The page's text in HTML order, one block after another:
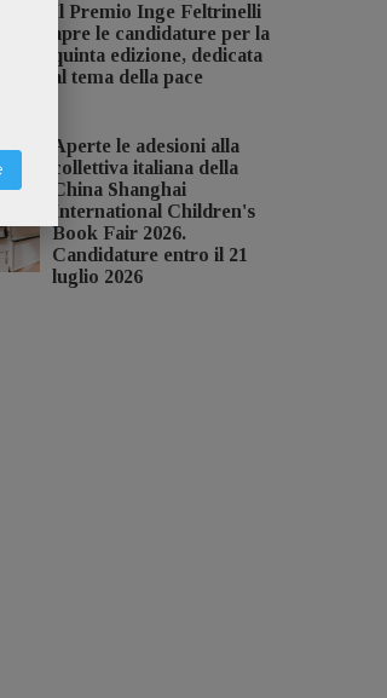
Il Premio Inge Feltrinelli
apre le candidature per la
quinta edizione, dedicata
al tema della pace
Aperte le adesioni alla
collettiva italiana della
China Shanghai
International Children's
Book Fair 2026.
Candidature entro il 21
luglio 2026